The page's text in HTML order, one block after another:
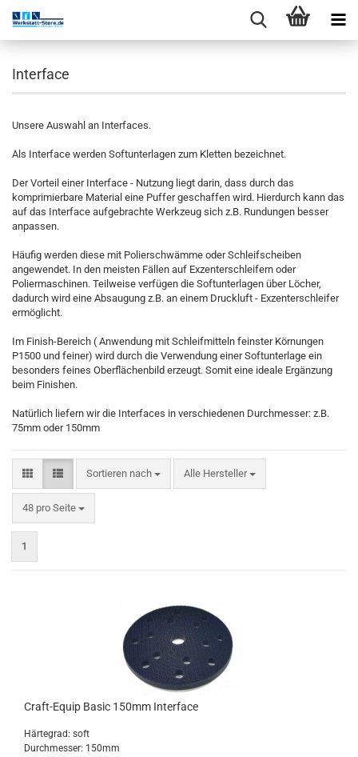
Interface
Unsere Auswahl an Interfaces.
Als Interface werden Softunterlagen zum Kletten bezeichnet.
Der Vorteil einer Interface - Nutzung liegt darin, dass durch das
komprimierbare Material eine Puffer geschaffen wird. Hierdurch kann das
auf das Interface aufgebrachte Werkzeug sich z.B. Rundungen besser
anpassen.
Häufig werden diese mit Polierschwämme oder Schleifscheiben
angewendet. In den meisten Fällen auf Exzenterschleifern oder
Poliermaschinen. Teilweise verfügen die Softunterlagen über Löcher,
dadurch wird eine Absaugung z.B. an einem Druckluft - Exzenterschleifer
ermöglicht.
Im Finish-Bereich ( Anwendung mit Schleifmitteln feinster Körnungen
P1500 und feiner) wird durch die Verwendung einer Softunterlage ein
besonders feines Oberflächenbild erzeugt. Somit eine ideale Ergänzung
beim Finishen.
Natürlich liefern wir die Interfaces in verschiedenen Durchmesser: z.B.
75mm oder 150mm
Sortieren nach Alle Hersteller
48 pro Seite
1
Craft-Equip Basic 150mm Interface
Härtegrad: soft
Durchmesser: 150mm